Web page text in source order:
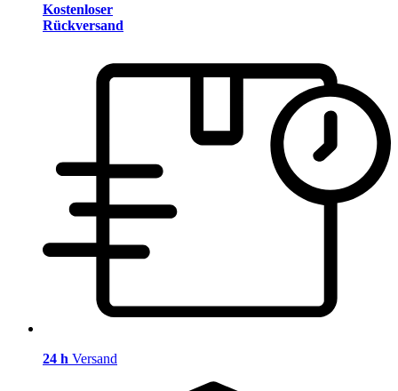
Kostenloser
Rückversand
24 h Versand